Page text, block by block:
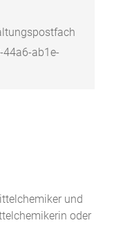
44a6-ab1e-
und
oder